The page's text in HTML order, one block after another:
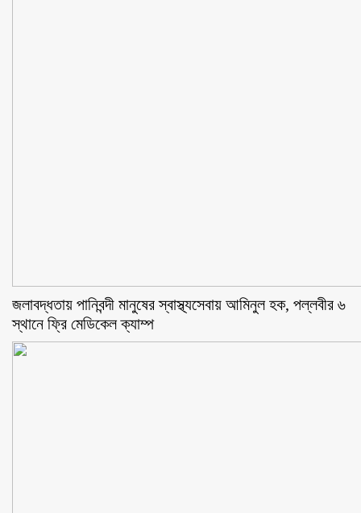
জলাবদ্ধতায় পানিবন্দী মানুষের স্বাস্থ্যসেবায় আমিনুল হক, পল্লবীর ৬
স্থানে ফ্রি মেডিকেল ক্যাম্প